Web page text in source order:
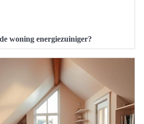
woning energiezuiniger?